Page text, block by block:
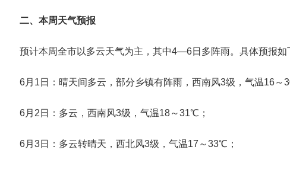
二、本周天气预报
预计本周全市以多云天气为主，其中4—6日多阵雨。具体预报如
6月1日：晴天间多云，部分乡镇有阵雨，西南风3级，气温16～
6月2日：多云，西南风3级，气温18～31℃；
6月3日：多云转晴天，西北风3级，气温17～33℃；